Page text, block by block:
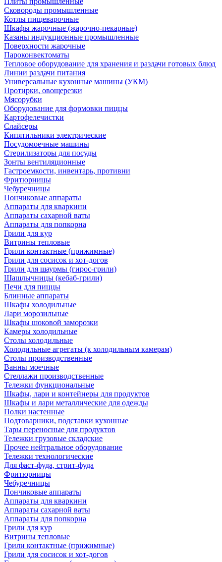
Сковороды промышленные
Котлы пищеварочные
Шкафы жарочные (жарочно-пекарные)
Казаны индукционные промышленные
Поверхности жарочные
Пароконвектоматы
Тепловое оборудование для хранения и раздачи готовых блюд
Линии раздачи питания
Универсальные кухонные машины (УКМ)
Протирки, овощерезки
Мясорубки
Оборудование для формовки пиццы
Картофелечистки
Слайсеры
Кипятильники электрические
Посудомоечные машины
Стерилизаторы для посуды
Зонты вентиляционные
Гастроемкости, инвентарь, противни
Фритюрницы
Чебуречницы
Пончиковые аппараты
Аппараты для кваркини
Аппараты сахарной ваты
Аппараты для попкорна
Грили для кур
Витрины тепловые
Грили контактные (прижимные)
Грили для сосисок и хот-догов
Грили для шаурмы (гирос-грили)
Шашлычницы (кебаб-грили)
Печи для пиццы
Блинные аппараты
Шкафы холодильные
Лари морозильные
Шкафы шоковой заморозки
Камеры холодильные
Столы холодильные
Холодильные агрегаты (к холодильным камерам)
Столы производственные
Ванны моечные
Стеллажи производственные
Тележки функциональные
Шкафы, лари и контейнеры для продуктов
Шкафы и лари металлические для одежды
Полки настенные
Подтоварники, подставки кухонные
Тары переносные для продуктов
Тележки грузовые складские
Прочее нейтральное оборудование
Тележки технологические
Для фаст-фуда, стрит-фуда
Фритюрницы
Чебуречницы
Пончиковые аппараты
Аппараты для кваркини
Аппараты сахарной ваты
Аппараты для попкорна
Грили для кур
Витрины тепловые
Грили контактные (прижимные)
Грили для сосисок и хот-догов